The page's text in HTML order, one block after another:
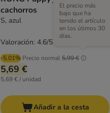
cachorros
S, azul
-5.01% Precio normal5,99 €
El precio más
bajo que ha
tenido el artículo
en los útimos 30
días.
5,69 €
5,69 € / unidad
Valoración: 4.6/5
Añadir a la cesta